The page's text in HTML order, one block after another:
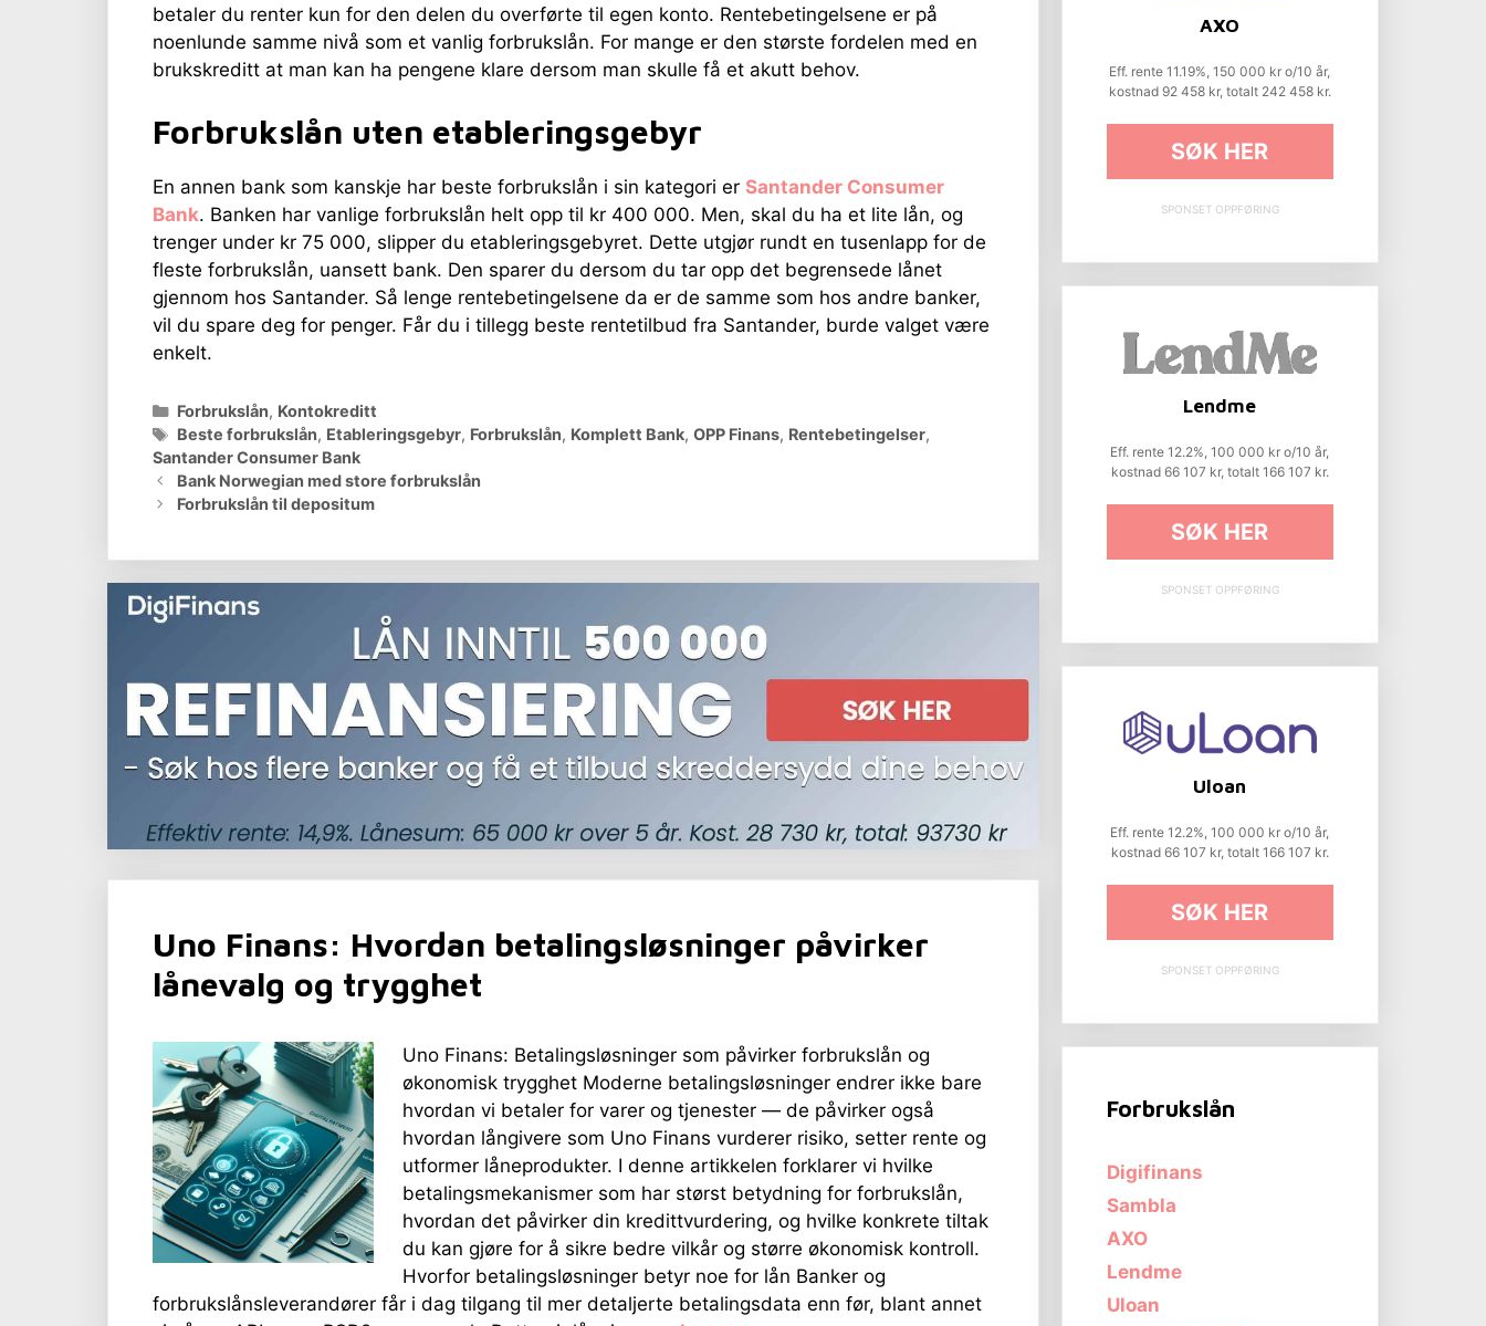
betaler du renter kun for den delen du overførte til egen konto. Rentebetingelsene er på
noenlunde samme nivå som et vanlig forbrukslån. For mange er den største fordelen med en
brukskreditt at man kan ha pengene klare dersom man skulle få et akutt behov.
Forbrukslån uten etableringsgebyr
En annen bank som kanskje har beste forbrukslån i sin kategori er Santander Consumer
Bank. Banken har vanlige forbrukslån helt opp til kr 400 000. Men, skal du ha et lite lån, og
trenger under kr 75 000, slipper du etableringsgebyret. Dette utgjør rundt en tusenlapp for de
fleste forbrukslån, uansett bank. Den sparer du dersom du tar opp det begrensede lånet
gjennom hos Santander. Så lenge rentebetingelsene da er de samme som hos andre banker,
vil du spare deg for penger. Får du i tillegg beste rentetilbud fra Santander, burde valget være
enkelt.
Kategorier
Forbrukslån, Kontokreditt
Stikkord
Beste forbrukslån, Etableringsgebyr, Forbrukslån, Komplett Bank, OPP Finans, Rentebetingelser,
Santander Consumer Bank
Bank Norwegian med store forbrukslån
Forbrukslån til depositum
Uno Finans: Hvordan betalingsløsninger påvirker
lånevalg og trygghet
Uno Finans: Betalingsløsninger som påvirker forbrukslån og
økonomisk trygghet Moderne betalingsløsninger endrer ikke bare
hvordan vi betaler for varer og tjenester — de påvirker også
hvordan långivere som Uno Finans vurderer risiko, setter rente og
utformer låneprodukter. I denne artikkelen forklarer vi hvilke
betalingsmekanismer som har størst betydning for forbrukslån,
hvordan det påvirker din kredittvurdering, og hvilke konkrete tiltak
du kan gjøre for å sikre bedre vilkår og større økonomisk kontroll.
Hvorfor betalingsløsninger betyr noe for lån Banker og
forbrukslånsleverandører får i dag tilgang til mer detaljerte betalingsdata enn før, blant annet
AXO
Eff. rente 11.19%, 150 000 kr o/10 år,
kostnad 92 458 kr, totalt 242 458 kr.
SØK HER
SPONSET OPPFØRING
Lendme
Eff. rente 12.2%, 100 000 kr o/10 år,
kostnad 66 107 kr, totalt 166 107 kr.
SØK HER
SPONSET OPPFØRING
Uloan
Eff. rente 12.2%, 100 000 kr o/10 år,
kostnad 66 107 kr, totalt 166 107 kr.
SØK HER
SPONSET OPPFØRING
Forbrukslån
Digifinans
Sambla
AXO
Lendme
Uloan